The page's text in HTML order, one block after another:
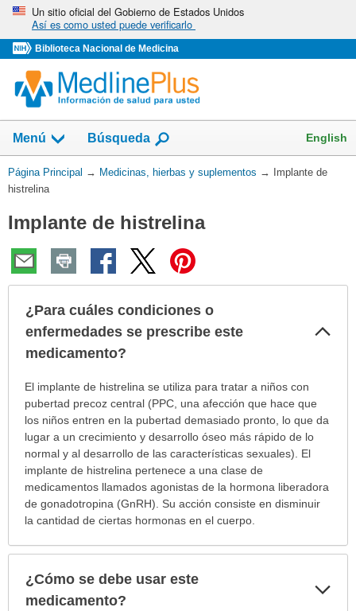
Omita
vaya
al
Contenido
Un sitio oficial del Gobierno de Estados Unidos
Así es como usted puede verificarlo
Biblioteca Nacional de Medicina
Menú
Mostrar
campo
de
Búsqueda English
Usted
está
Página Principal → Medicinas, hierbas y suplementos → Implante de
histrelina
Implante de histrelina
¿Para cuáles condiciones o
enfermedades se prescribe este
medicamento?
¿Para
cuáles
condiciones
enfermedades
prescribe
este
medicamento?
sido
extendido.
El implante de histrelina se utiliza para tratar a niños con
pubertad precoz central (PPC, una afección que hace que
los niños entren en la pubertad demasiado pronto, lo que da
lugar a un crecimiento y desarrollo óseo más rápido de lo
normal y al desarrollo de las características sexuales). El
implante de histrelina pertenece a una clase de
medicamentos llamados agonistas de la hormona liberadora
de gonadotropina (GnRH). Su acción consiste en disminuir
la cantidad de ciertas hormonas en el cuerpo.
¿Cómo se debe usar este
medicamento?